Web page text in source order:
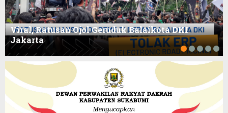
Viral, Ratusan Ojol Geruduk Balaikota DKI
Jakarta